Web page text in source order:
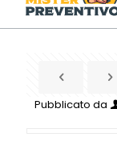
c
e
Pubblicato da